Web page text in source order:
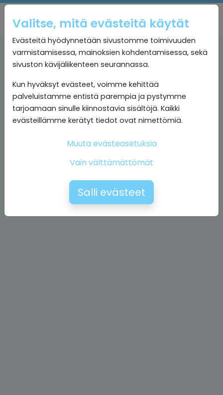
Valitse, mitä evästeitä käytät
Evästeitä hyödynnetään sivustomme toimivuuden
varmistamisessa, mainoksien kohdentamisessa, sekä
sivuston kävijäliikenteen seurannassa.
Kun hyväksyt evästeet, voimme kehittää
palveluistamme entistä parempia ja pystymme
tarjoamaan sinulle kiinnostavia sisältöjä. Kaikki
evästeillämme kerätyt tiedot ovat nimettömiä.
Muuta evästeasetuksia
Vain välttämättömät
Salli evästeet